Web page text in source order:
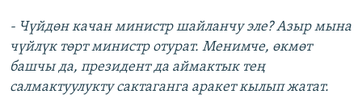
- Чүйдөн качан министр шайланчу эле? Азыр мына
чүйлүк төрт министр отурат. Менимче, өкмөт
башчы да, президент да аймактык тең
салмактуулукту сактаганга аракет кылып жатат.